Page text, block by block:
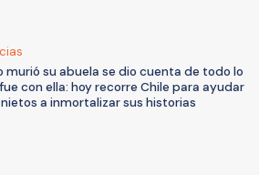
murió su abuela se dio cuenta de todo lo
con ella: hoy recorre Chile para ayudar
a inmortalizar sus historias